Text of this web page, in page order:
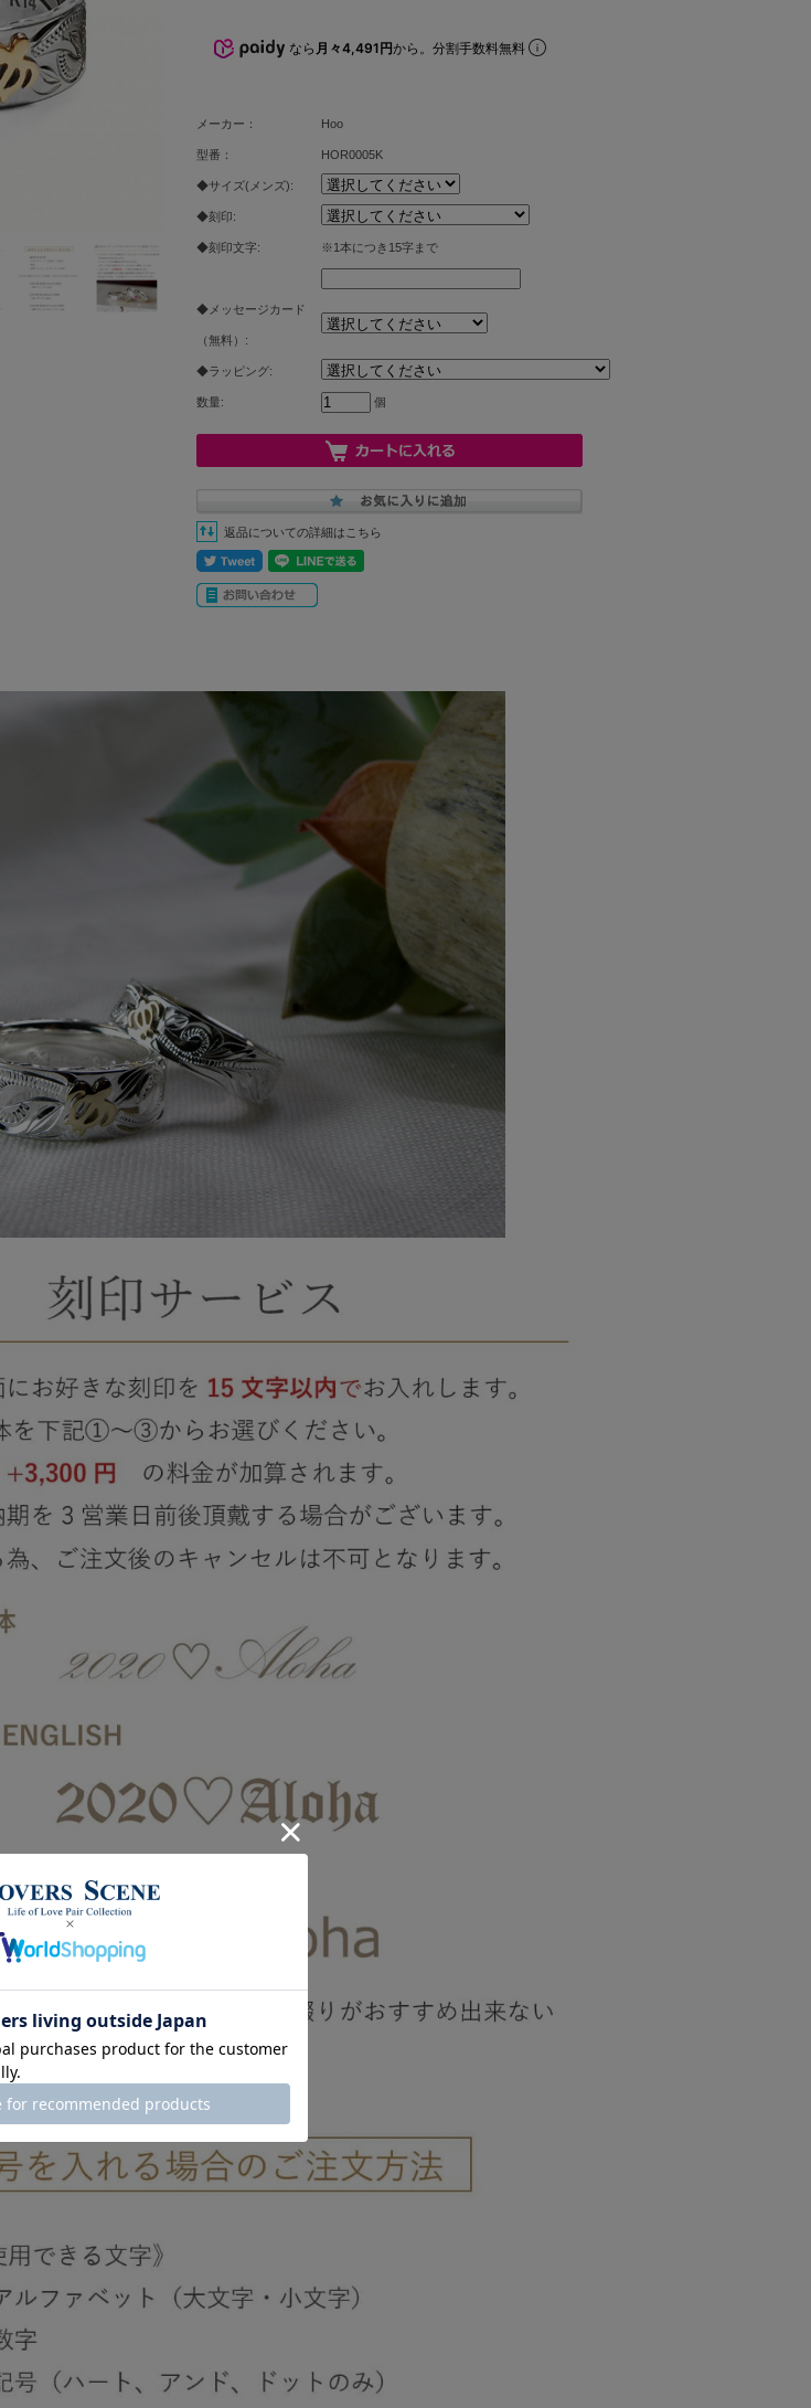
なら 月々4,491円から。分割手数料無料
メーカー： Hoo
型番： HOR0005K
◆サイズ(メンズ):
◆刻印:
◆刻印文字: ※1本につき15字まで
◆メッセージカード
（無料）:
◆ラッピング:
数量: 個
返品についての詳細はこちら